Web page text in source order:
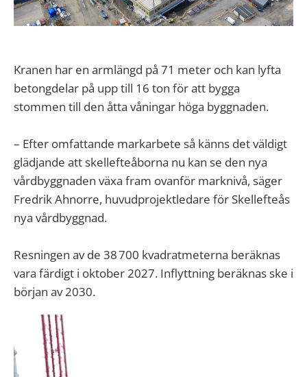
Kranen har en armlängd på 71 meter och kan lyfta
betongdelar på upp till 16 ton för att bygga
stommen till den åtta våningar höga byggnaden.
– Efter omfattande markarbete så känns det väldigt
glädjande att skellefteåborna nu kan se den nya
vårdbyggnaden växa fram ovanför marknivå, säger
Fredrik Ahnorre, huvudprojektledare för Skellefteås
nya vårdbyggnad.
Resningen av de 38 700 kvadratmeterna beräknas
vara färdigt i oktober 2027. Inflyttning beräknas ske i
början av 2030.